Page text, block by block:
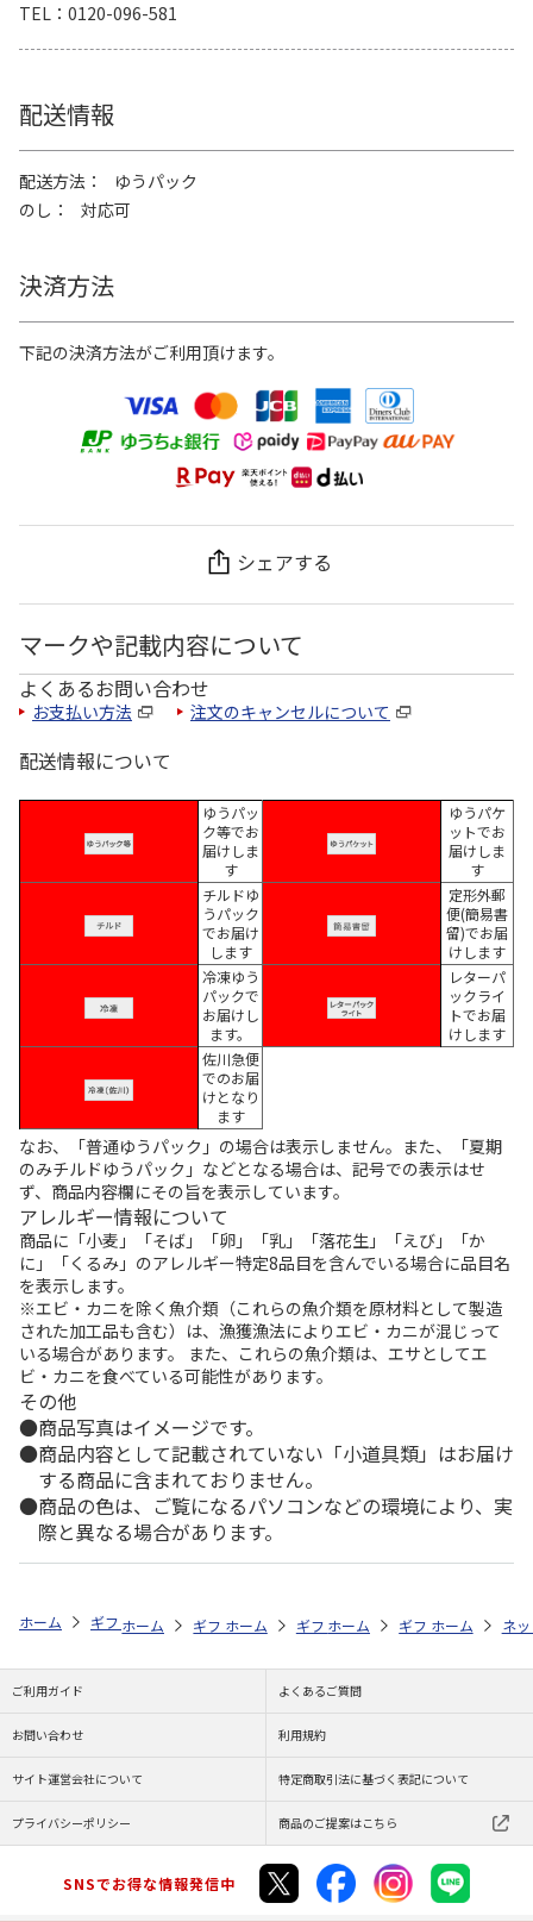
TEL
0120-096-581
配送情報
配送方法
ゆうパック
のし
対応可
決済方法
下記の決済方法がご利用頂けます。
シェアする
マークや記載内容について
よくあるお問い合わせ
お支払い方法 注文のキャンセルについて
配送情報について
ゆうパッ
ク等でお
届けしま
す
ゆうパケ
ットでお
届けしま
す
チルドゆ
うパック
でお届け
します
定形外郵
便(簡易書
留)でお届
けします
冷凍ゆう
パックで
お届けし
ます。
レターパ
ックライ
トでお届
けします
佐川急便
でのお届
けとなり
ます
なお、「普通ゆうパック」の場合は表示しません。また、「夏期
のみチルドゆうパック」などとなる場合は、記号での表示はせ
ず、商品内容欄にその旨を表示しています。
アレルギー情報について
商品に「小麦」「そば」「卵」「乳」「落花生」「えび」「か
に」「くるみ」のアレルギー特定8品目を含んでいる場合に品目名
を表示します。
※エビ・カニを除く魚介類（これらの魚介類を原材料として製造
された加工品も含む）は、漁獲漁法によりエビ・カニが混じって
いる場合があります。 また、これらの魚介類は、エサとしてエ
ビ・カニを食べている可能性があります。
その他
商品写真はイメージです。
商品内容として記載されていない「小道具類」はお届け
する商品に含まれておりません。
商品の色は、ご覧になるパソコンなどの環境により、実
際と異なる場合があります。
ホーム ギフトストア お中元・夏ギフト特集 2026 ドリンク ＜
ホーム ギフトストア お中元・夏ギフト特集 2026
ホーム ギフトストア お中元・夏ギフト
ホーム ギフトストア お
ホーム ネ
ご利用ガイド よくあるご質問
お問い合わせ 利用規約
サイト運営会社について 特定商取引法に基づく表記について
プライバシーポリシー 商品のご提案はこちら
SNSでお得な情報発信中